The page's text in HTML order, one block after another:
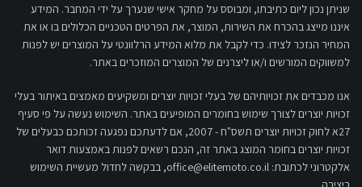
שניתן נכון ליום כתיבתו, ומבוסס על מחקר אישי שנערך על ידי המחבר. המידע
איננו מייצג בהכרח את השירות, המוצר, את הפרטים הטכניים הכלולים בו או את
המחיר הנזכר לצידו. כדי לקבל את מלוא המידע הרלוונטי על המוצרים יש לפנות
למשווקים המורשים ו/או ליצרנים של המוצרים המוזכרים באתר.
אנו מכבדים את זכויותיהם של בעלי זכויות יוצרים ומשקיעים מאמצים באיתור בעלי
זכויות יוצרים לצורך שימוש בחומרים המופיעים באתר. השימוש נעשה על פי סעיף
27א לחוק זכויות יוצרים תשס"ח - 2007, אם לדעתכם נפגעה זכותכם כבעלים של
זכויות יוצרים בחומר המוצג באתר זה, הנכם רשאים לפנות באמצעות דואר
אלקטרוני לכתובת: office@elitemoto.co.il, בבקשה לחדול מעשיית השימוש